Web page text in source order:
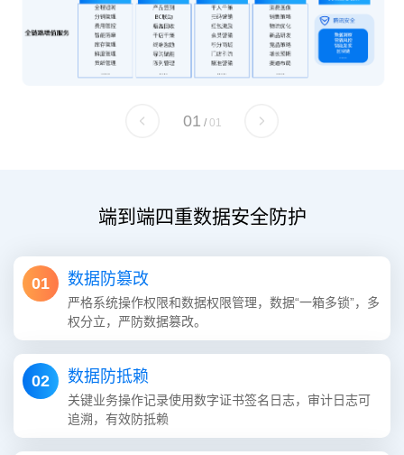
1 / 1
端到端四重数据安全防护
01 数据防篡改
严格系统操作权限和数据权限管理，数据“一箱多锁”，多
权分立，严防数据篡改。
02 数据防抵赖
关键业务操作记录使用数字证书签名日志，审计日志可
追溯，有效防抵赖